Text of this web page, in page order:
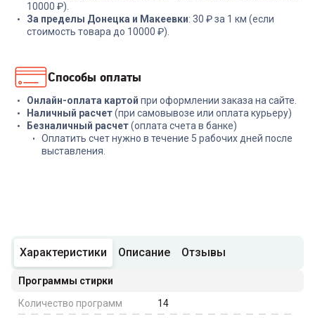
10000 ₽).
За пределы Донецка и Макеевки: 30 ₽ за 1 км (если
стоимость товара до 10000 ₽).
Способы оплаты
Онлайн-оплата картой при оформлении заказа на сайте.
Наличный расчет(при самовывозе или оплата курьеру)
Безналичный расчет(оплата счета в банке)
Оплатить счет нужно в течение 5 рабочих дней после
выставления.
Характеристики Описание Отзывы
Программы стирки
Количество программ
14